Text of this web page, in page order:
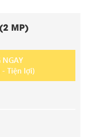
MP)
Tiện lợi)